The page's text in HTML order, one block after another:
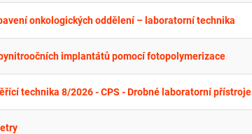
onkologických oddělení – laboratorní technika
implantátů pomocí fotopolymerizace
technika 8/2026 - CPS - Drobné laboratorní přístroje